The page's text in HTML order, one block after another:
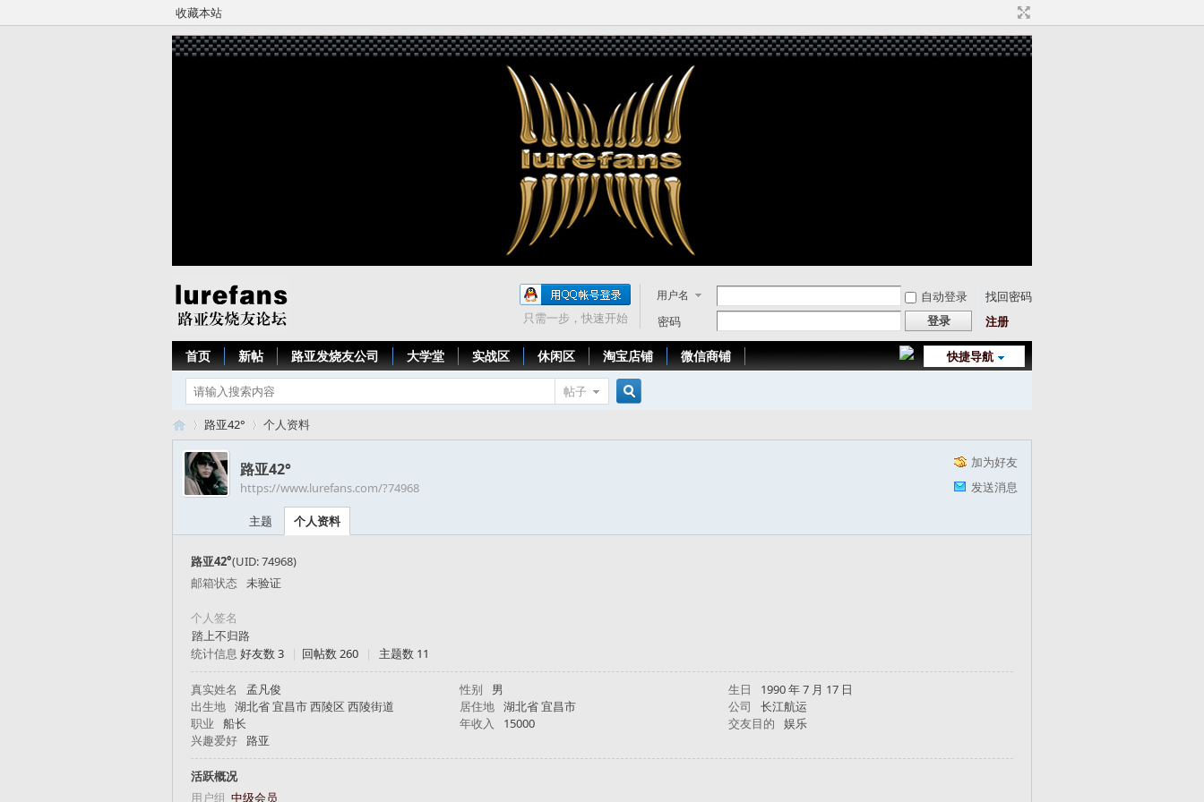
收藏本站
用户名 自动登录
找回密码
密码
登录 注册
只需一步，快速开始
快捷导航
首页 新帖 路亚发烧友公司 大学堂 实战区 休闲区 淘宝店铺 微信商铺
帖子
›
路亚42° 个人资料
加为好友
发送消息
路亚42°
https://www.lurefans.com/?74968
主题 个人资料
路亚42°(UID: 74968)
邮箱状态 未验证
个人签名
踏上不归路
统计信息 好友数 3 | 回帖数 260 | 主题数 11
真实姓名 孟凡俊 性别 男 生日
1990 年 7 月 17 日
出生地 湖北省 宜昌市 西陵区 西陵街道 居住地 湖北省 宜昌市 公司
长江航运
职业
船长 年收入 15000 交友目的
娱乐
兴趣爱好
路亚
活跃概况
用户组 中级会员